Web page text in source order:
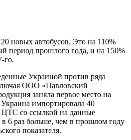
новых автобусов. Это на 110%
период прошлого года, и на 150%
го.
Украиной против ряда
ООО «Павловский
заняла первое место на
импортировала 40
ЦТС со ссылкой на данные
6 раз больше, чем в прошлом году
показателя.